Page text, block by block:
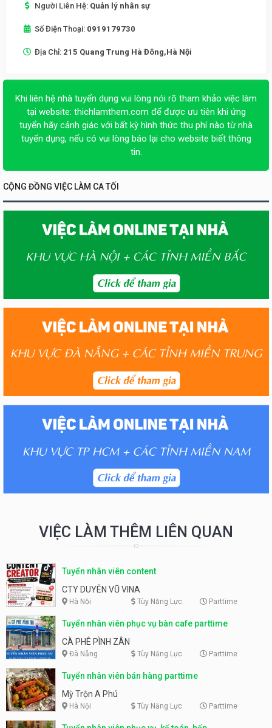
Người Liên Hệ: Quản lý nhân sự
Số Điện Thoại: 0919179730
Địa Chỉ: 215 Quang Trung Hà Đông,Hà Nội
Khi liên hệ nhà tuyển dụng vui lòng nói rõ tham khảo việc làm
tại website: thichlamthem.com để được ưu tiên khi ứng
tuyển hãy cảnh giác với bất kỳ hình thức thu phí nào từ nhà
tuyển dụng, nếu có vui lòng báo lại cho website biết thông
tin.
CỘNG ĐỒNG VIỆC LÀM CA TỐI
VIỆC LÀM THÊM LIÊN QUAN
Tuyển nhân viên content
CTY DUYÊN VŨ VINA
Hà Nội Tùy Năng Lực Parttime
Tuyển nhân viên phục vụ bàn cafe parttime
CÀ PHÊ PÌNH ZÂN
Đà Nẵng Tùy Năng Lực Parttime
Tuyển nhân viên bán hàng parttime
Mỳ Trộn A Phú
Hà Nội Tùy Năng Lực Parttime